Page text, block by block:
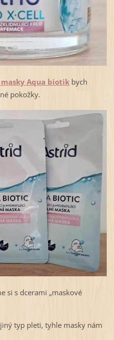
Aqua biotikbych
pokožky.
si s dcerami „maskové
typ pleti, tyhle masky nám